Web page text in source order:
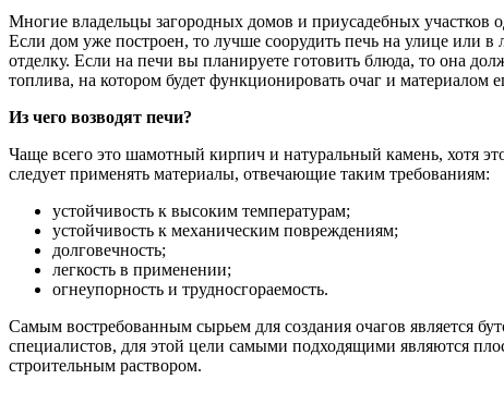
Многие владельцы загородных домов и приусадебных участков
Если дом уже построен, то лучше соорудить печь на улице или
отделку. Если на печи вы планируете готовить блюда, то она
топлива, на котором будет функционировать очаг и материалом
Из чего возводят печи?
Чаще всего это шамотный кирпич и натуральный камень, хотя
следует применять материалы, отвечающие таким требованиям:
устойчивость к высоким температурам;
устойчивость к механическим повреждениям;
долговечность;
легкость в применении;
огнеупорность и трудносгораемость.
Самым востребованным сырьем для создания очагов является
специалистов, для этой цели самыми подходящими являются
строительным раствором.